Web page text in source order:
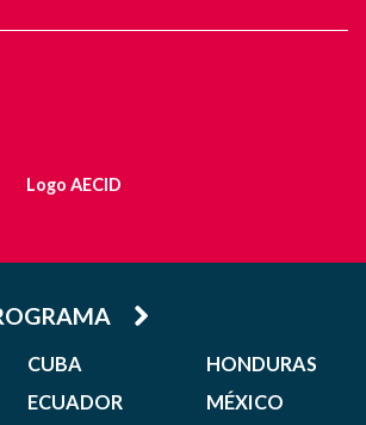
CUBA
ECUADOR
HONDURAS
MÉXICO